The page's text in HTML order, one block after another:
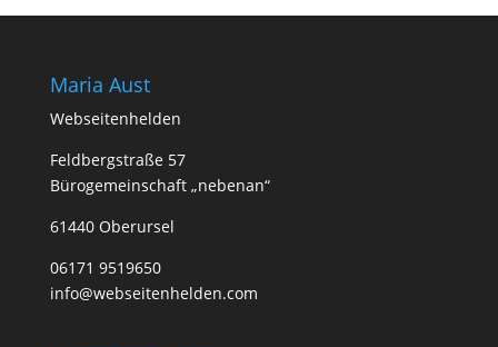
Maria Aust
Webseitenhelden
Feldbergstraße 57
Bürogemeinschaft „nebenan“
61440 Oberursel
06171 9519650
info@webseitenhelden.com